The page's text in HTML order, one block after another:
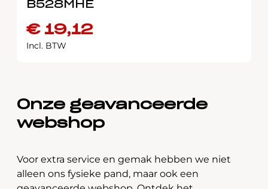
B528MHE
€19,12
Incl. BTW
Onze geavanceerde
webshop
Voor extra service en gemak hebben we niet
alleen ons fysieke pand, maar ook een